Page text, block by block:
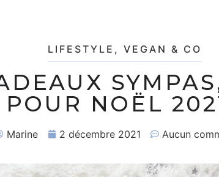
LIFESTYLE , VEGAN & CO
POUR NOËL
Marine 2 décembre 2021 Aucun